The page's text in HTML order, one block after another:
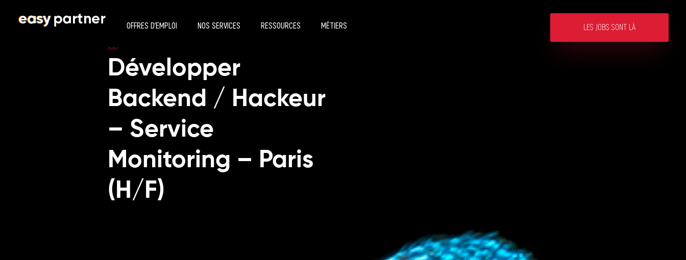
OFFRES D’EMPLOI NOS SERVICES RESSOURCES MÉTIERS
LES JOBS SONT LÀ
JOB
Développer
Backend / Hackeur
– Service
Monitoring – Paris
(H/F)